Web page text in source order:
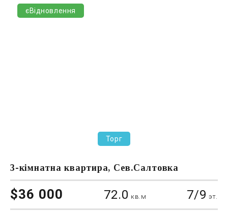
єВідновлення
Торг
3-кімнатна квартира, Сев.Салтовка
$36 000 72.0 кв.м 7/9 эт.